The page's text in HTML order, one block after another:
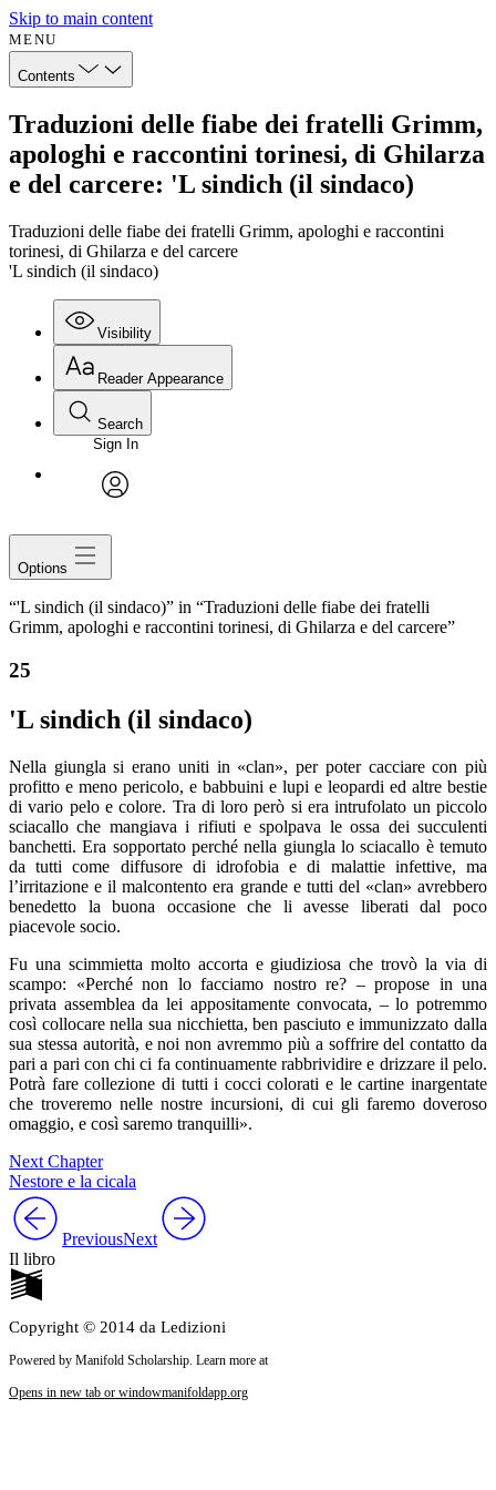
Skip to main content
MENU
Contents
Traduzioni delle fiabe dei fratelli Grimm,
apologhi e raccontini torinesi, di Ghilarza
e del carcere: 'L sindich (il sindaco)
Traduzioni delle fiabe dei fratelli Grimm, apologhi e raccontini
torinesi, di Ghilarza e del carcere
'L sindich (il sindaco)
Visibility
Reader Appearance
Search
Sign In
Options
“'L sindich (il sindaco)” in “Traduzioni delle fiabe dei fratelli
Grimm, apologhi e raccontini torinesi, di Ghilarza e del carcere”
25
'L sindich (il sindaco)
Nella giungla si erano uniti in «clan», per poter cacciare con più
profitto e meno pericolo, e babbuini e lupi e leopardi ed altre bestie
di vario pelo e colore. Tra di loro però si era intrufolato un piccolo
sciacallo che mangiava i rifiuti e spolpava le ossa dei succulenti
banchetti. Era sopportato perché nella giungla lo sciacallo è temuto
da tutti come diffusore di idrofobia e di malattie infettive, ma
l’irritazione e il malcontento era grande e tutti del «clan» avrebbero
benedetto la buona occasione che li avesse liberati dal poco
piacevole socio.
Fu una scimmietta molto accorta e giudiziosa che trovò la via di
scampo: «Perché non lo facciamo nostro re? – propose in una
privata assemblea da lei appositamente convocata, – lo potremmo
così collocare nella sua nicchietta, ben pasciuto e immunizzato dalla
sua stessa autorità, e noi non avremmo più a soffrire del contatto da
pari a pari con chi ci fa continuamente rabbrividire e drizzare il pelo.
Potrà fare collezione di tutti i cocci colorati e le cartine inargentate
che troveremo nelle nostre incursioni, di cui gli faremo doveroso
omaggio, e così saremo tranquilli».
Next Chapter
Nestore e la cicala
PreviousNext
Il libro
Copyright © 2014 da Ledizioni
Powered by Manifold Scholarship. Learn more at
Opens in new tab or windowmanifoldapp.org